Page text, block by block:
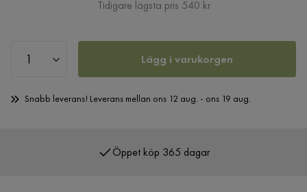
Tidigare lägsta pris 540 kr
Lägg i varukorgen
Snabb leverans! Leverans mellan ons 12 aug. - ons 19 aug.